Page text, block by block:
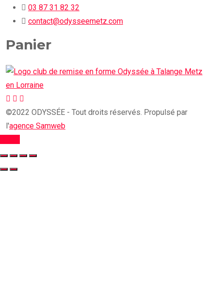
03 87 31 82 32
contact@odysseemetz.com
Panier
©2022 ODYSSÉE - Tout droits réservés. Propulsé par
l'agence Samweb